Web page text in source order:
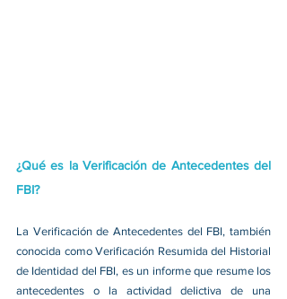
¿Qué es la Verificación de Antecedentes del
FBI?
La Verificación de Antecedentes del FBI, también
conocida como Verificación Resumida del Historial
de Identidad del FBI, es un informe que resume los
antecedentes o la actividad delictiva de una